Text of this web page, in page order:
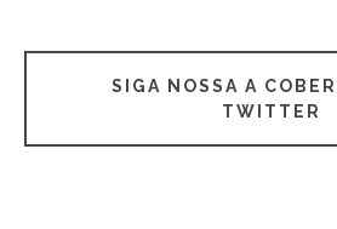
SIGA NOSSA A
TWITTER